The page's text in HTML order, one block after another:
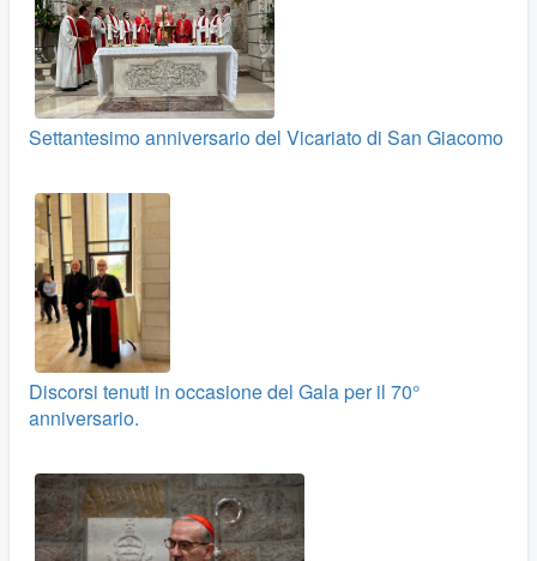
Settantesimo anniversario del Vicariato di San Giacomo
Discorsi tenuti in occasione del Gala per il 70°
anniversario.